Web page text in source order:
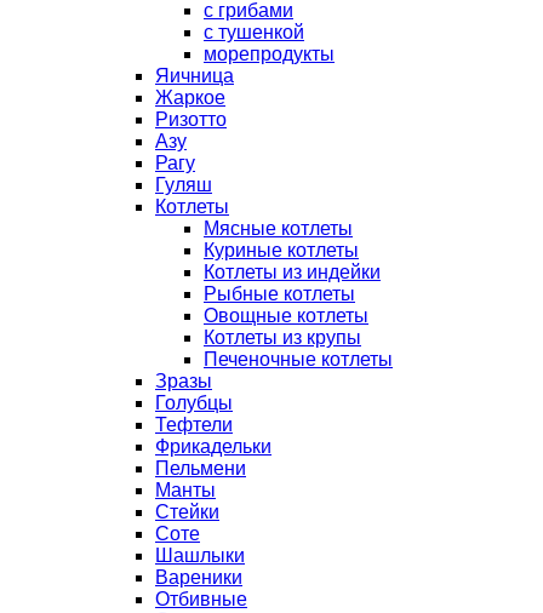
с грибами
с тушенкой
морепродукты
Яичница
Жаркое
Ризотто
Азу
Рагу
Гуляш
Котлеты
Мясные котлеты
Куриные котлеты
Котлеты из индейки
Рыбные котлеты
Овощные котлеты
Котлеты из крупы
Печеночные котлеты
Зразы
Голубцы
Тефтели
Фрикадельки
Пельмени
Манты
Стейки
Соте
Шашлыки
Вареники
Отбивные